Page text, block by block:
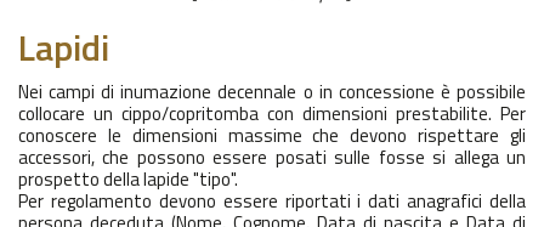
Lapidi
Nei campi di inumazione decennale o in concessione è possibile
collocare un cippo/copritomba con dimensioni prestabilite. Per
conoscere le dimensioni massime che devono rispettare gli
accessori, che possono essere posati sulle fosse si allega un
prospetto della lapide "tipo".
Per regolamento devono essere riportati i dati anagrafici della